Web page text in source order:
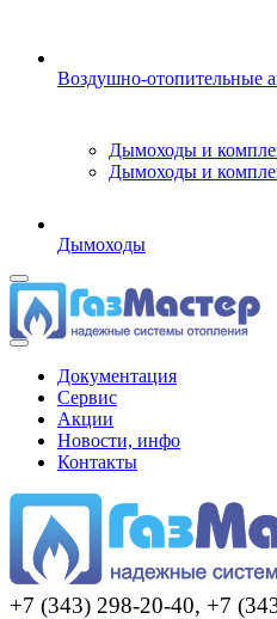
Воздушно-отопительные
Дымоходы и
Дымоходы и
Дымоходы
Документация
Сервис
Акции
Новости, инфо
Контакты
+7 (343) 298-20-40, +7